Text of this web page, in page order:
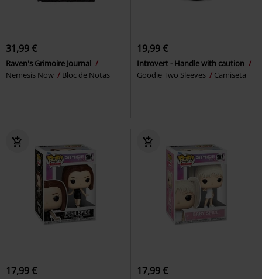
31,99 €
Raven's Grimoire Journal
Nemesis Now
Bloc de Notas
19,99 €
Introvert - Handle with caution
Goodie Two Sleeves
Camiseta
17,99 € 17,99 €